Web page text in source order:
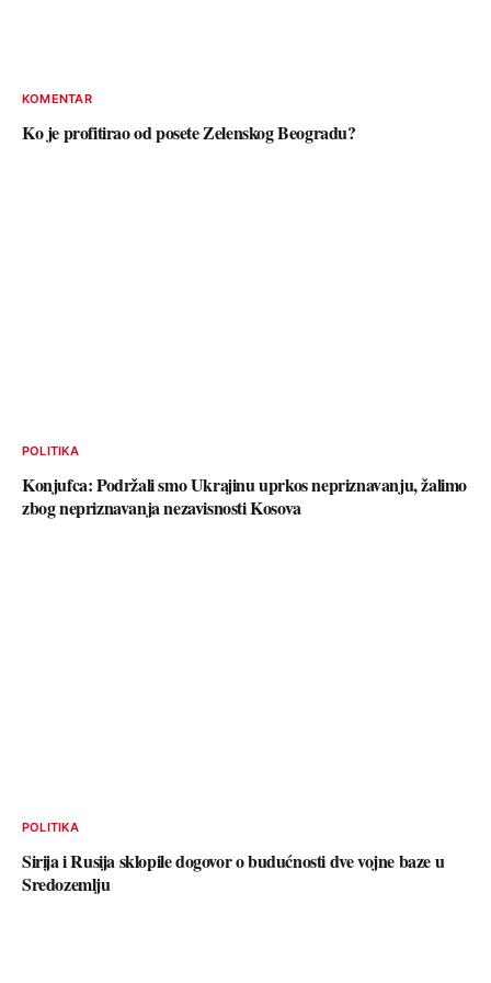
KOMENTAR
Ko je profitirao od posete Zelenskog Beogradu?
POLITIKA
Konjufca: Podržali smo Ukrajinu uprkos nepriznavanju, žalimo
zbog nepriznavanja nezavisnosti Kosova
POLITIKA
Sirija i Rusija sklopile dogovor o budućnosti dve vojne baze u
Sredozemlju